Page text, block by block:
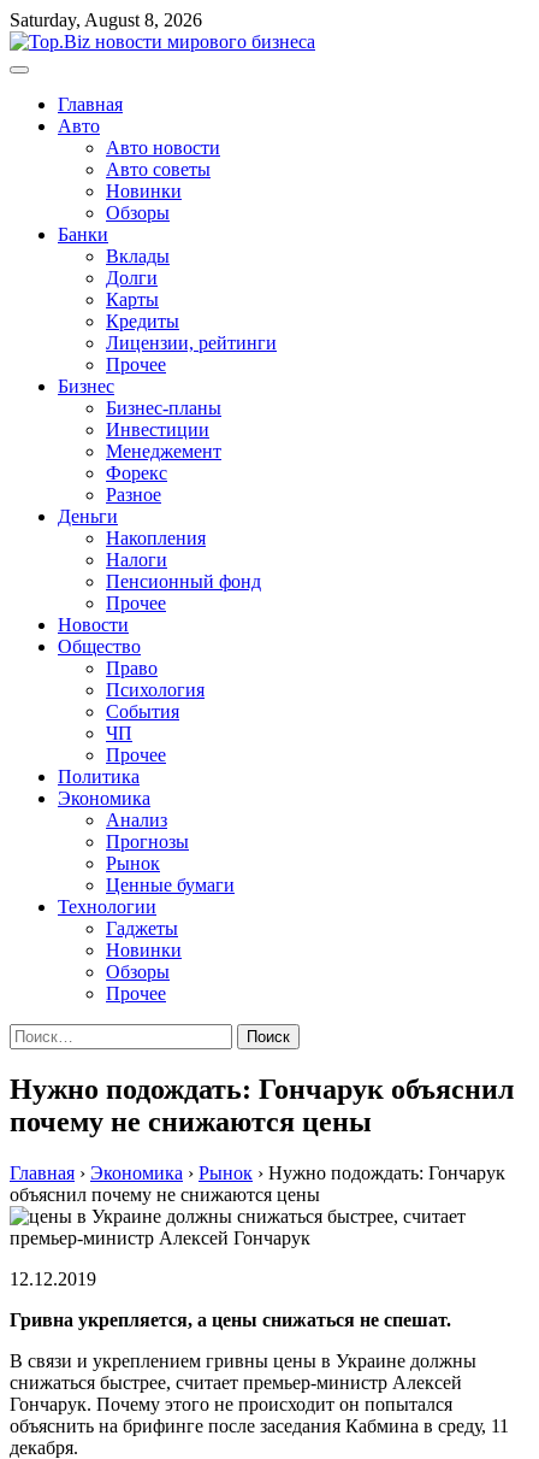
Перейти
к
содержимому
Saturday, August 8, 2026
Главная
Авто
Авто новости
Авто советы
Новинки
Обзоры
Банки
Вклады
Долги
Карты
Кредиты
Лицензии, рейтинги
Прочее
Бизнес
Бизнес-планы
Инвестиции
Менеджемент
Форекс
Разное
Деньги
Накопления
Налоги
Пенсионный фонд
Прочее
Новости
Общество
Право
Психология
События
ЧП
Прочее
Политика
Экономика
Анализ
Прогнозы
Рынок
Ценные бумаги
Технологии
Гаджеты
Новинки
Обзоры
Прочее
Найти:
Нужно подождать: Гончарук объяснил
почему не снижаются цены
Главная › Экономика › Рынок › Нужно подождать: Гончарук
объяснил почему не снижаются цены
12.12.2019
Гривна укрепляется, а цены снижаться не спешат.
В связи и укреплением гривны цены в Украине должны
снижаться быстрее, считает премьер-министр Алексей
Гончарук. Почему этого не происходит он попытался
объяснить на брифинге после заседания Кабмина в среду, 11
декабря.